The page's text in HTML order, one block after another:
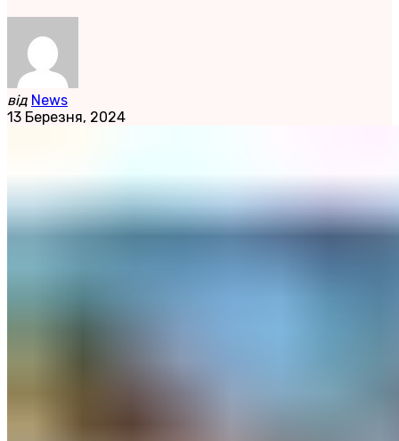
від News
13 Березня, 2024